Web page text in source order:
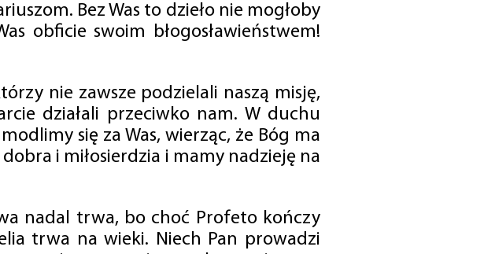
Bez Was to dzieło nie mogłoby
obficie swoim błogosławieństwem!
nie zawsze podzielali naszą misję,
działali przeciwko nam. W duchu
się za Was, wierząc, że Bóg ma
i miłosierdzia i mamy nadzieję na
nadal trwa, bo choć Profeto kończy
trwa na wieki. Niech Pan prowadzi